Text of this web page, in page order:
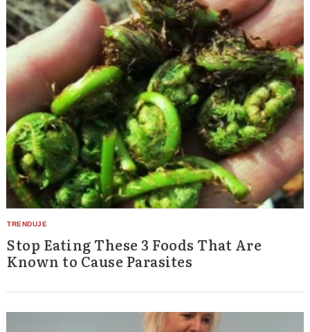
Stop Eating These 3 Foods That Are
Known to Cause Parasites
Search
for: